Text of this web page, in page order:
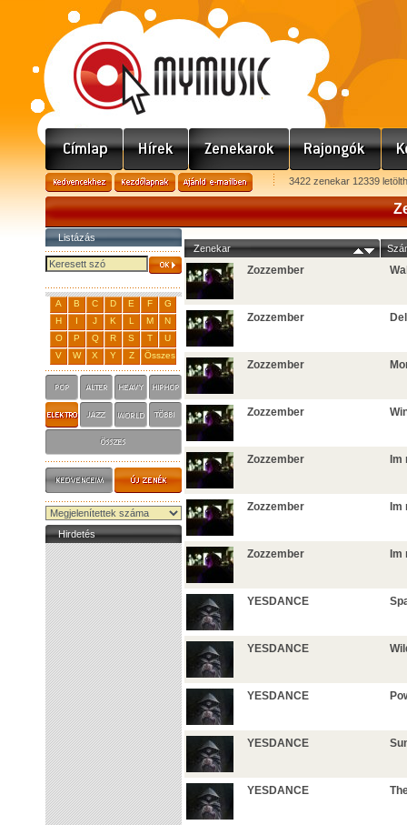
3422 zenekar 12339
Listázás
A B C D E F
G
H
I J K L M
N
O
P Q R S T
U
V
W X Y Z Összes
Hirdetés
Zenekar
Zozzember
Zozzember
Zozzember
Zozzember
Zozzember
Zozzember
Zozzember
YESDANCE
YESDANCE
YESDANCE
YESDANCE
YESDANCE